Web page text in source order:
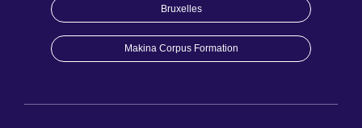
Bruxelles
Makina Corpus Formation